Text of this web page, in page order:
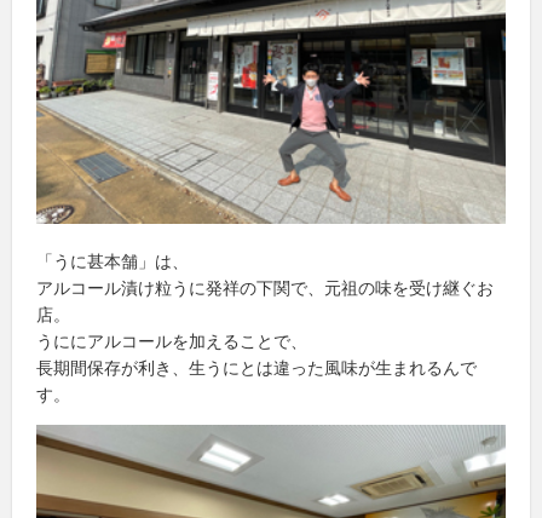
「うに甚本舗」は、
アルコール漬け粒うに発祥の下関で、元祖の味を受け継ぐお
店。
うににアルコールを加えることで、
長期間保存が利き、生うにとは違った風味が生まれるんで
す。